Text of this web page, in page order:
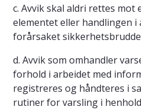
c. Avvik skal aldri rettes mot
elementet eller handlingen i
forårsaket
d. Avvik som omhandler
forhold i arbeidet med
registreres og håndteres i
rutiner for varsling i